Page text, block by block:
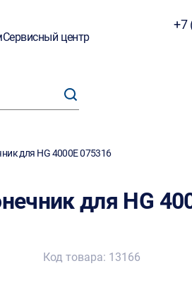
Сервисный центр
+7
для HG 4000E 075316
для HG
Код товара: 13166